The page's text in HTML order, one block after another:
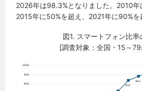
2026年は98.3%となりました。2010年
2015年に50%を超え、2021年に90%を
図1. スマートフォン比率
[調査対象：全国・15～